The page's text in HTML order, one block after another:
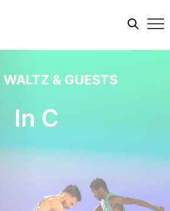
WALTZ & GUESTS
In C